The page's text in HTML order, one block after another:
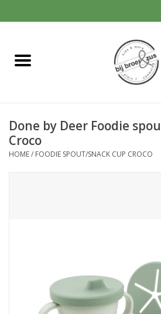
Home
Baby
Jongens
Done by Deer Foodie
Croco
HOME/ FOODIE SPOUT/SNACK CUP CROCO